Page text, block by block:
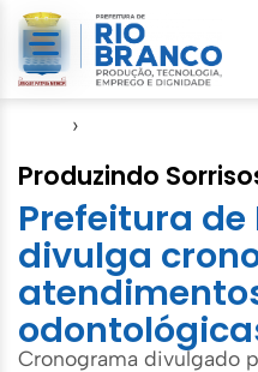
›
Produzindo
Prefeitura de
divulga
Cronograma divulgado